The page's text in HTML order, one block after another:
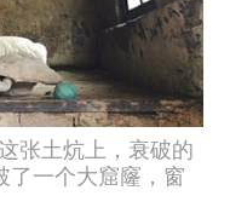
张土炕上，衰破的
了一个大窟窿，窗